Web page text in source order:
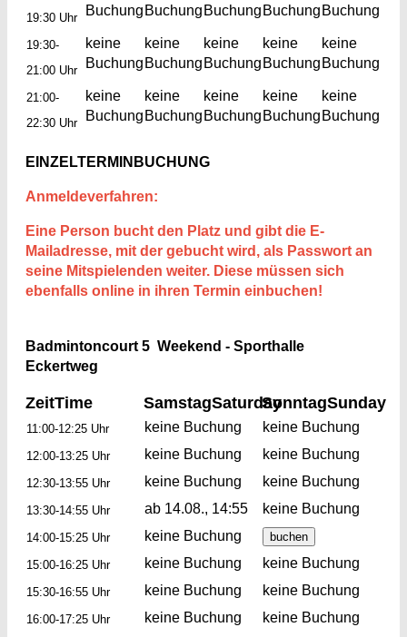
19:30 Uhr
BuchungBuchungBuchungBuchungBuchung
19:30-
21:00 Uhr
keine
Buchung
keine
Buchung
keine
Buchung
keine
Buchung
keine
Buchung
21:00-
22:30 Uhr
keine
Buchung
keine
Buchung
keine
Buchung
keine
Buchung
keine
Buchung
EINZELTERMINBUCHUNG
Anmeldeverfahren:
Eine Person bucht den Platz und gibt die E-
Mailadresse, mit der gebucht wird, als Passwort an
seine Mitspielenden weiter. Diese müssen sich
ebenfalls online in ihren Termin einbuchen!
Badmintoncourt 5 Weekend - Sporthalle
Eckertweg
ZeitTime SamstagSaturdaySonntagSunday
11:00-12:25 Uhr keine Buchung keine Buchung
12:00-13:25 Uhr keine Buchung keine Buchung
12:30-13:55 Uhr keine Buchung keine Buchung
13:30-14:55 Uhr ab 14.08., 14:55 keine Buchung
14:00-15:25 Uhr keine Buchung
15:00-16:25 Uhr keine Buchung keine Buchung
15:30-16:55 Uhr keine Buchung keine Buchung
16:00-17:25 Uhr keine Buchung keine Buchung